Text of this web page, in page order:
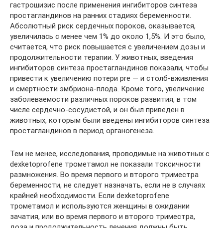
гастрошизис после применения ингибиторов синтеза
простагландинов на ранних стадиях беременности.
Абсолютный риск сердечных пороков, оказывается,
увеличилась с менее чем 1% до около 1,5%. И это было,
считается, что риск повышается с увеличением дозы и
продолжительности терапии. У животных, введения
ингибиторов синтеза простагландинов показали, чтобы
привести к увеличению потери pre — и столб-вживления
и смертности эмбриона-плода. Кроме того, увеличение
заболеваемости различных пороков развития, в том
числе сердечно-сосудистой, и он был приведен в
животных, которым были введены ингибиторов синтеза
простагландинов в период органогенеза.
Тем не менее, исследования, проводимые на животных с
dexketoprofene трометамол не показали токсичности
размножения. Во время первого и второго триместра
беременности, не следует назначать, если не в случаях
крайней необходимости. Если dexketoprofene
трометамол и используются женщины в ожидании
зачатия, или во время первого и второго триместра,